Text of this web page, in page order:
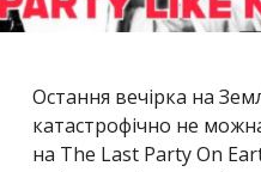
Остання вечірка на
катастрофічно не
на The Last Party On